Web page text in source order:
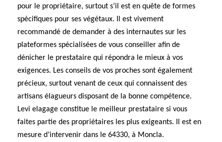
pour le propriétaire, surtout s’il est en quête de formes
spécifiques pour ses végétaux. Il est vivement
recommandé de demander à des internautes sur les
plateformes spécialisées de vous conseiller afin de
dénicher le prestataire qui répondra le mieux à vos
exigences. Les conseils de vos proches sont également
précieux, surtout venant de ceux qui connaissent des
artisans élagueurs disposant de la bonne compétence.
Levi elagage constitue le meilleur prestataire si vous
faites partie des propriétaires les plus exigeants. Il est en
mesure d’intervenir dans le 64330, à Moncla.